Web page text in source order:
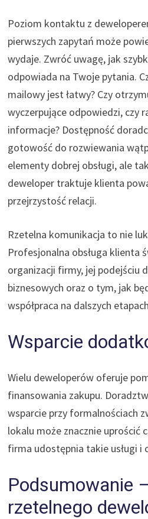
Poziom kontaktu z
pierwszych zapytań może
wydaje. Zwróć uwagę, jak
odpowiada na Twoje pytania.
mailowy jest łatwy? Czy
wyczerpujące odpowiedzi, czy
informacje? Dostępność
gotowość do rozwiewania
elementy dobrej obsługi, ale
deweloper traktuje klienta
przejrzystość relacji.
Rzetelna komunikacja to nie
Profesjonalna obsługa klienta
organizacji firmy, jej podejściu
biznesowych oraz o tym, jak
współpraca na dalszych
Wsparcie
Wielu deweloperów oferuje
finansowania zakupu.
wsparcie przy formalnościach
lokalu może znacznie uprościć
firma udostępnia takie usługi i
Podsumowanie
rzetelnego